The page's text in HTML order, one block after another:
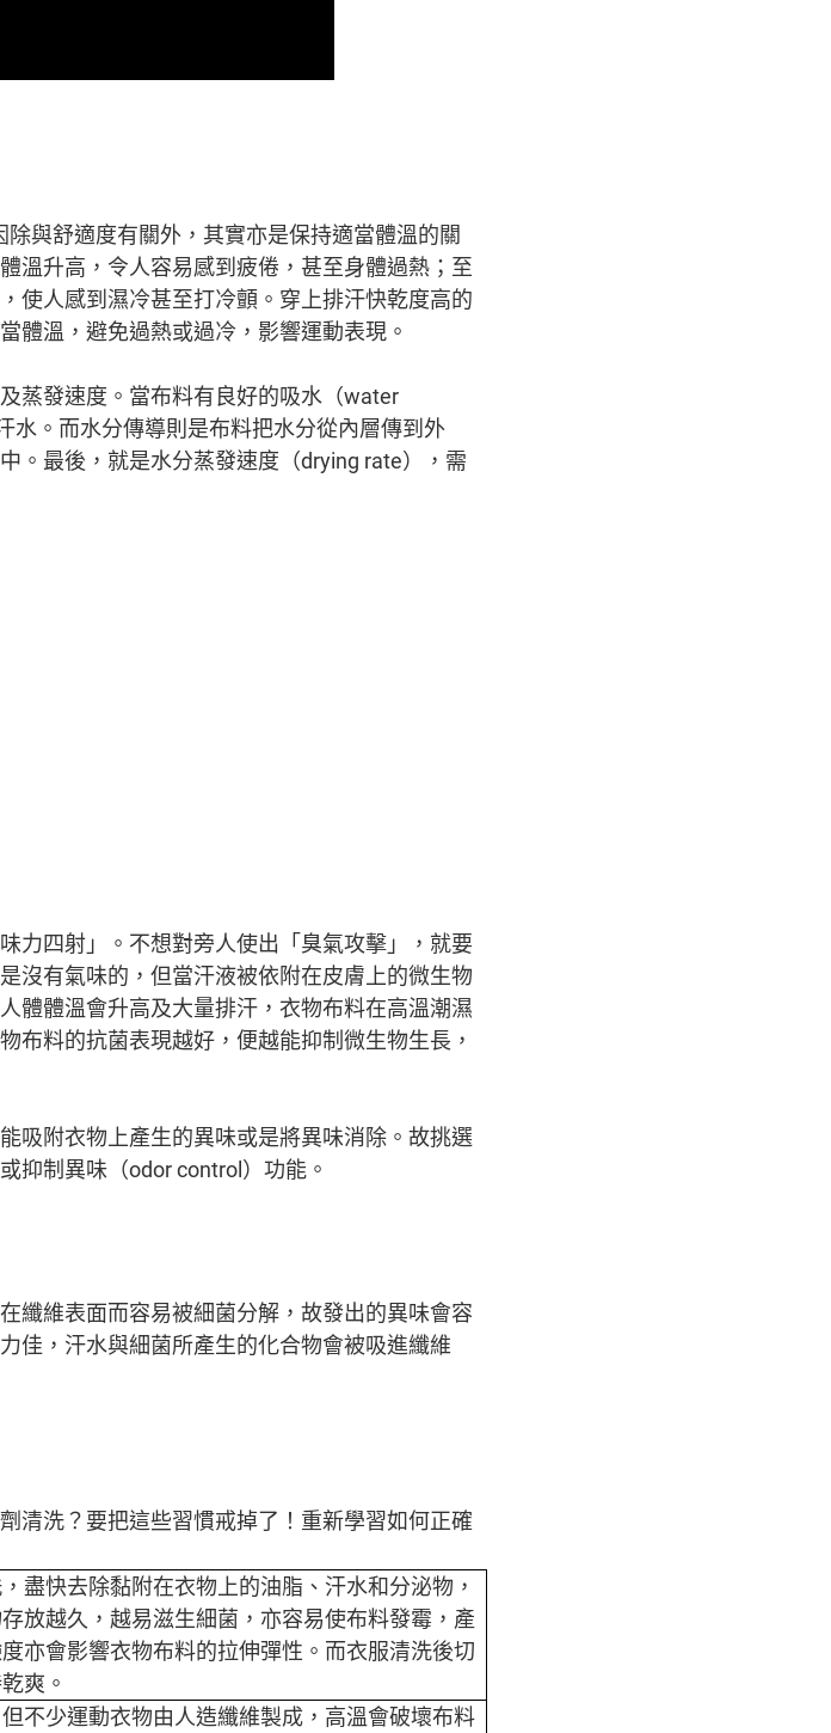
與舒適度有關外，其實亦是保持適當體溫的關
溫升高，令人容易感到疲倦，甚至身體過熱；至
使人感到濕冷甚至打冷顫。穿上排汗快乾度高的
體溫，避免過熱或過冷，影響運動表現。
蒸發速度。當布料有良好的吸水（water
水。而水分傳導則是布料把水分從內層傳到外
。最後，就是水分蒸發速度（drying rate），需
力四射」。不想對旁人使出「臭氣攻擊」，就要
沒有氣味的，但當汗液被依附在皮膚上的微生物
體體溫會升高及大量排汗，衣物布料在高溫潮濕
布料的抗菌表現越好，便越能抑制微生物生長，
吸附衣物上產生的異味或是將異味消除。故挑選
抑制異味（odor control）功能。
纖維表面而容易被細菌分解，故發出的異味會容
佳，汗水與細菌所產生的化合物會被吸進纖維
清洗？要把這些習慣戒掉了！重新學習如何正確
盡快去除黏附在衣物上的油脂、汗水和分泌物，
放越久，越易滋生細菌，亦容易使布料發霉，產
亦會影響衣物布料的拉伸彈性。而衣服清洗後切
爽。
不少運動衣物由人造纖維製成，高溫會破壞布料